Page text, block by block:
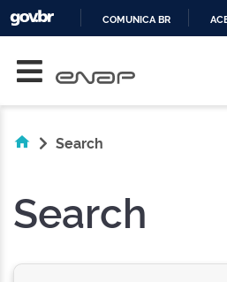
COMUNICA BR
Search
Search